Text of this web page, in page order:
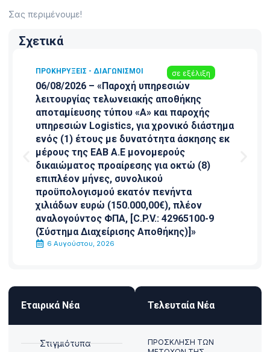
Σας περιμένουμε!
Σχετικά
ΠΡΟΚΗΡΎΞΕΙΣ - ΔΙΑΓΩΝΙΣΜΟΊ σε εξέλιξη
06/08/2026 – «Παροχή υπηρεσιών
λειτουργίας τελωνειακής αποθήκης
αποταμίευσης τύπου «Α» και παροχής
υπηρεσιών Logistics, για χρονικό διάστημα
ενός (1) έτους με δυνατότητα άσκησης εκ
μέρους της ΕΑΒ Α.Ε μονομερούς
δικαιώματος προαίρεσης για οκτώ (8)
επιπλέον μήνες, συνολικού
προϋπολογισμού εκατόν πενήντα
χιλιάδων ευρώ (150.000,00€), πλέον
αναλογούντος ΦΠΑ, [C.P.V.: 42965100-9
(Σύστημα Διαχείρισης Αποθήκης)]»
6 Αυγούστου, 2026
Εταιρικά Νέα
Στιγμιότυπα
Τελευταία Νέα
ΠΡΟΣΚΛΗΣΗ ΤΩΝ